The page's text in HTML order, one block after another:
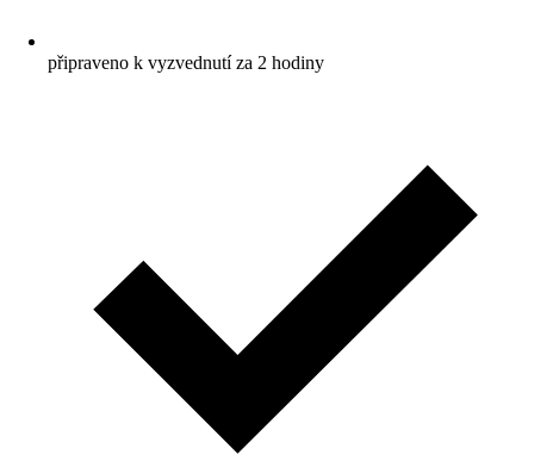
připraveno k vyzvednutí za 2 hodiny